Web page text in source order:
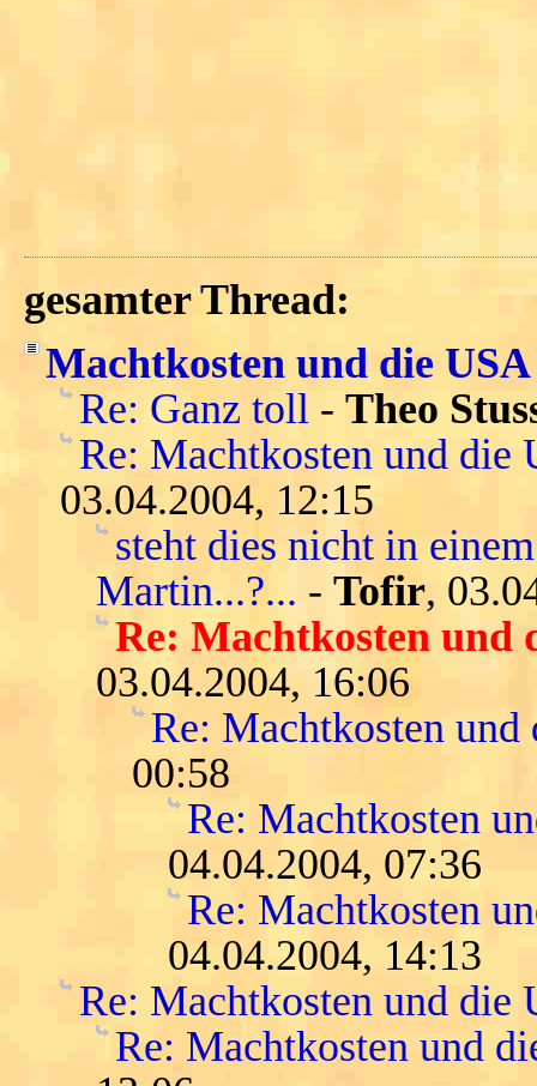
gesamter Thread:
Machtkosten und die USA
Re: Ganz toll - Theo
Re: Machtkosten und die
03.04.2004, 12:15
steht dies nicht in
Martin...?... - Tofir,
Re: Machtkosten und
03.04.2004, 16:06
Re: Machtkosten und
00:58
Re: Machtkosten
04.04.2004, 07:36
Re: Machtkosten
04.04.2004, 14:13
Re: Machtkosten und die
Re: Machtkosten und